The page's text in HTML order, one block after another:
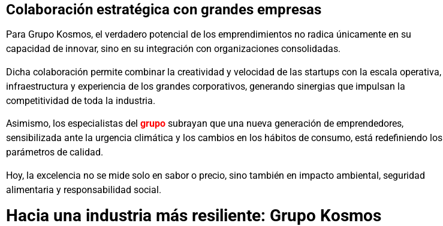
Colaboración estratégica con grandes empresas
Para Grupo Kosmos, el verdadero potencial de los emprendimientos no radica únicamente en su
capacidad de innovar, sino en su integración con organizaciones consolidadas.
Dicha colaboración permite combinar la creatividad y velocidad de las startups con la escala operativa,
infraestructura y experiencia de los grandes corporativos, generando sinergias que impulsan la
competitividad de toda la industria.
Asimismo, los especialistas del grupo subrayan que una nueva generación de emprendedores,
sensibilizada ante la urgencia climática y los cambios en los hábitos de consumo, está redefiniendo los
parámetros de calidad.
Hoy, la excelencia no se mide solo en sabor o precio, sino también en impacto ambiental, seguridad
alimentaria y responsabilidad social.
Hacia una industria más resiliente: Grupo Kosmos